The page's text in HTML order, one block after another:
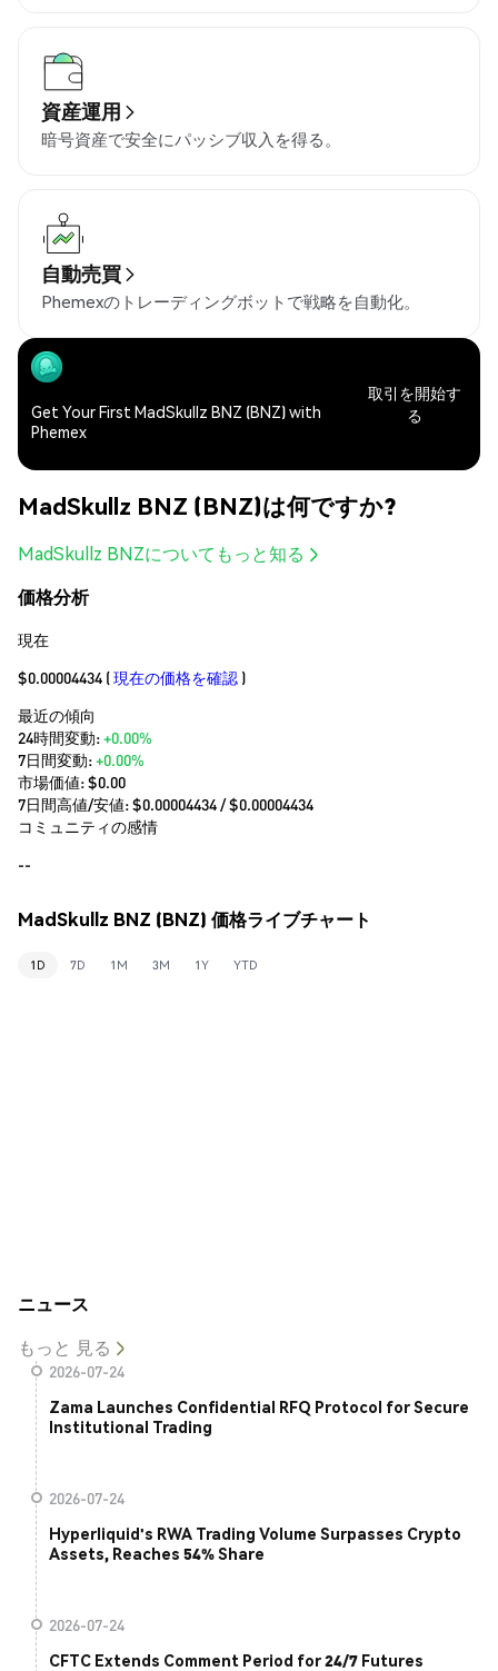
資産運用
暗号資産で安全にパッシブ収入を得る。
自動売買
Phemexのトレーディングボットで戦略を自動化。
Get Your First MadSkullz BNZ (BNZ) with
Phemex
取引を開始す
る
MadSkullz BNZ (BNZ)は何ですか?
MadSkullz BNZについてもっと知る
価格分析
現在
$0.00004434 (現在の価格を確認 )
最近の傾向
24時間変動:+0.00%
7日間変動:+0.00%
市場価値:$0.00
7日間高値/安値: $0.00004434/ $0.00004434
コミュニティの感情
--
MadSkullz BNZ (BNZ) 価格ライブチャート
1D 7D 1M 3M 1Y YTD
ニュース
もっと 見る
2026-07-24
Zama Launches Confidential RFQ Protocol for Secure
Institutional Trading
2026-07-24
Hyperliquid's RWA Trading Volume Surpasses Crypto
Assets, Reaches 54% Share
2026-07-24
CFTC Extends Comment Period for 24/7 Futures